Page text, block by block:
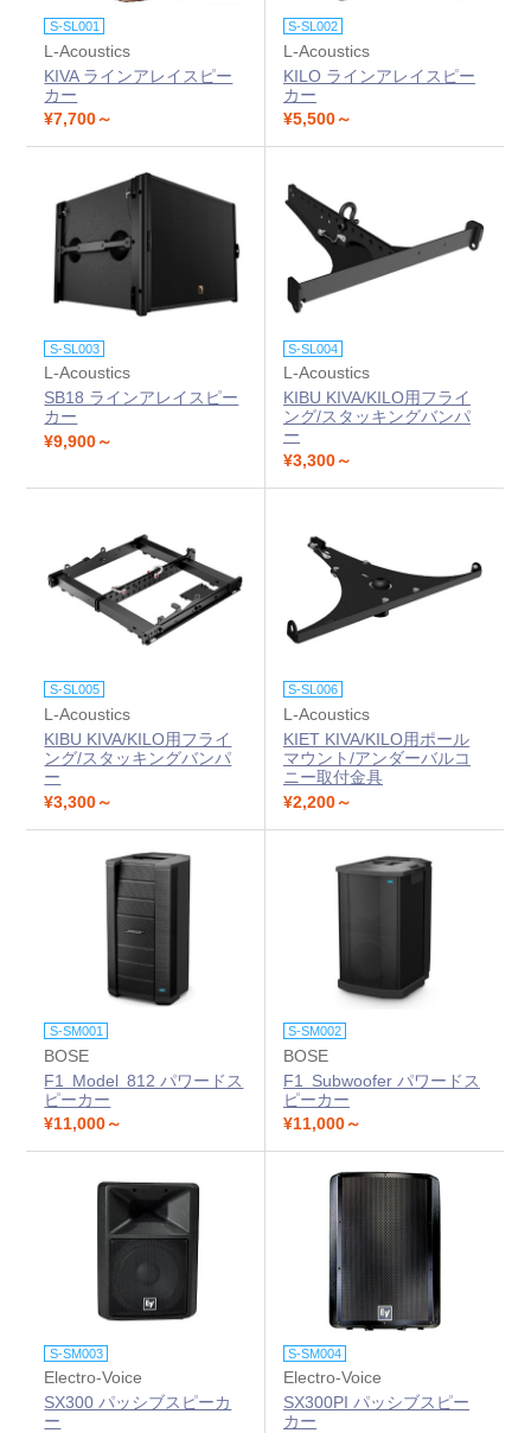
S-SL001
L-Acoustics
KIVA ラインアレイスピー
カー
¥7,700～
S-SL002
L-Acoustics
KILO ラインアレイスピー
カー
¥5,500～
S-SL003
L-Acoustics
SB18 ラインアレイスピー
カー
¥9,900～
S-SL004
L-Acoustics
KIBU KIVA/KILO用フライ
ング/スタッキングバンパ
ー
¥3,300～
S-SL005
L-Acoustics
KIBU KIVA/KILO用フライ
ング/スタッキングバンパ
ー
¥3,300～
S-SL006
L-Acoustics
KIET KIVA/KILO用ポール
マウント/アンダーバルコ
ニー取付金具
¥2,200～
S-SM001
BOSE
F1 Model 812 パワードス
ピーカー
¥11,000～
S-SM002
BOSE
F1 Subwoofer パワードス
ピーカー
¥11,000～
S-SM003
Electro-Voice
SX300 パッシブスピーカ
ー
S-SM004
Electro-Voice
SX300PI パッシブスピー
カー